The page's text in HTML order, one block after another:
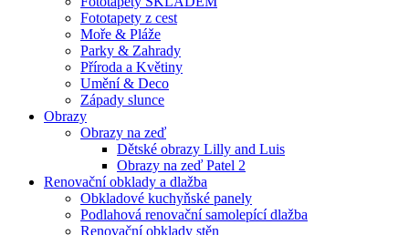
Fototapety z cest
Moře & Pláže
Parky & Zahrady
Příroda a Květiny
Umění & Deco
Západy slunce
Obrazy
Obrazy na zeď
Dětské obrazy Lilly and Luis
Obrazy na zeď Patel 2
Renovační obklady a dlažba
Obkladové kuchyňské panely
Podlahová renovační samolepící dlažba
Renovační obklady stěn